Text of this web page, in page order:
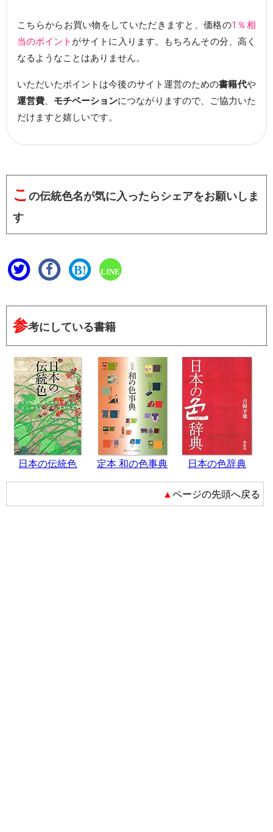
こちらからお買い物をしていただきますと、価格の1％相
当のポイント がサイトに入ります。もちろんその分、高く
なるようなことはありません。
いただいたポイントは今後のサイト運営のための書籍代や
運営費
モチベーションにつながりますので、ご協力いた
だけますと嬉しいです。
こ の伝統色名が気に入ったらシェアをお願いしま
す
B! LINE
参考にしている書籍
日本の伝統色 定本 和の色事典 日本の色辞典
▲ページの先頭へ戻る